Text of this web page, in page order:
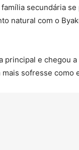
secundária se
natural com o
principal e chegou
sofresse como